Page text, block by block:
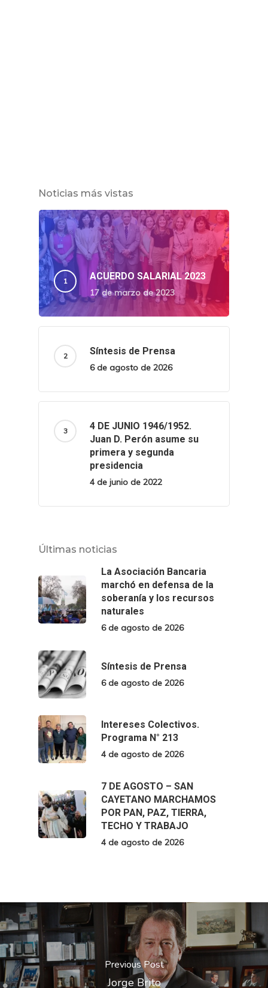
Noticias más vistas
ACUERDO SALARIAL 2023
17 de marzo de 2023
Síntesis de Prensa
6 de agosto de 2026
4 DE JUNIO 1946/1952.
Juan D. Perón asume su
primera y segunda
presidencia
4 de junio de 2022
Últimas noticias
La Asociación Bancaria
marchó en defensa de la
soberanía y los recursos
naturales
6 de agosto de 2026
Síntesis de Prensa
6 de agosto de 2026
Intereses Colectivos.
Programa N° 213
4 de agosto de 2026
7 DE AGOSTO – SAN
CAYETANO MARCHAMOS
POR PAN, PAZ, TIERRA,
TECHO Y TRABAJO
4 de agosto de 2026
Previous Post
Jorge Brito